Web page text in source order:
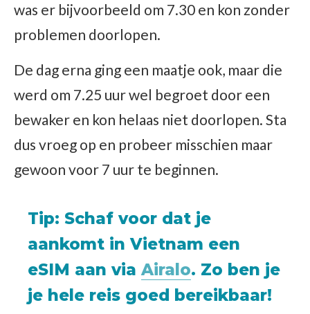
was er bijvoorbeeld om 7.30 en kon zonder
problemen doorlopen.
De dag erna ging een maatje ook, maar die
werd om 7.25 uur wel begroet door een
bewaker en kon helaas niet doorlopen. Sta
dus vroeg op en probeer misschien maar
gewoon voor 7 uur te beginnen.
Tip: Schaf voor dat je
aankomt in Vietnam een
eSIM aan via Airalo. Zo ben je
je hele reis goed bereikbaar!